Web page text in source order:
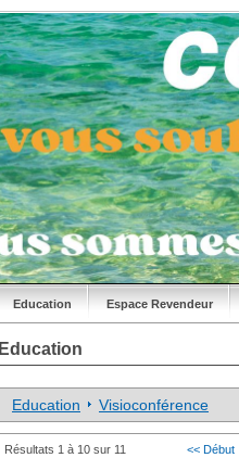
Education Espace Revendeur
Education
Education Visioconférence
Résultats 1 à 10 sur 11 << Début